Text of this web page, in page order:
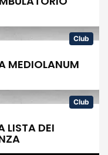
Club
MEDIOLANUM
Club
LISTA DEI